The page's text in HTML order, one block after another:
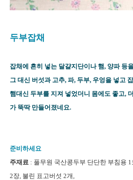
두부잡채
잡채에 흔히 넣는 달걀지단이나 햄, 양파 등
그 대신 버섯과 고추, 파, 두부, 우엉을 넣고
햄대신 두부를 지져 넣었더니 몸에도 좋고,
가 뚝딱 만들어졌네요.
준비하세요
주재료 : 풀무원 국산콩두부 단단한 부침용
2장, 불린 표고버섯 2개,